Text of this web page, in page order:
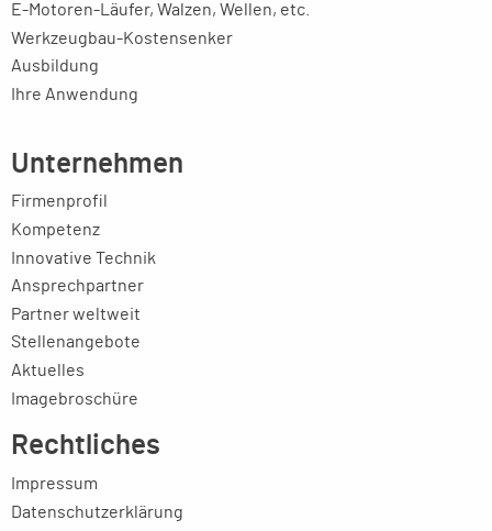
E-Motoren-Läufer, Walzen, Wellen, etc.
Werkzeugbau-Kostensenker
Ausbildung
Ihre Anwendung
Unternehmen
Firmenprofil
Kompetenz
Innovative Technik
Ansprechpartner
Partner weltweit
Stellenangebote
Aktuelles
Imagebroschüre
Rechtliches
Impressum
Datenschutzerklärung